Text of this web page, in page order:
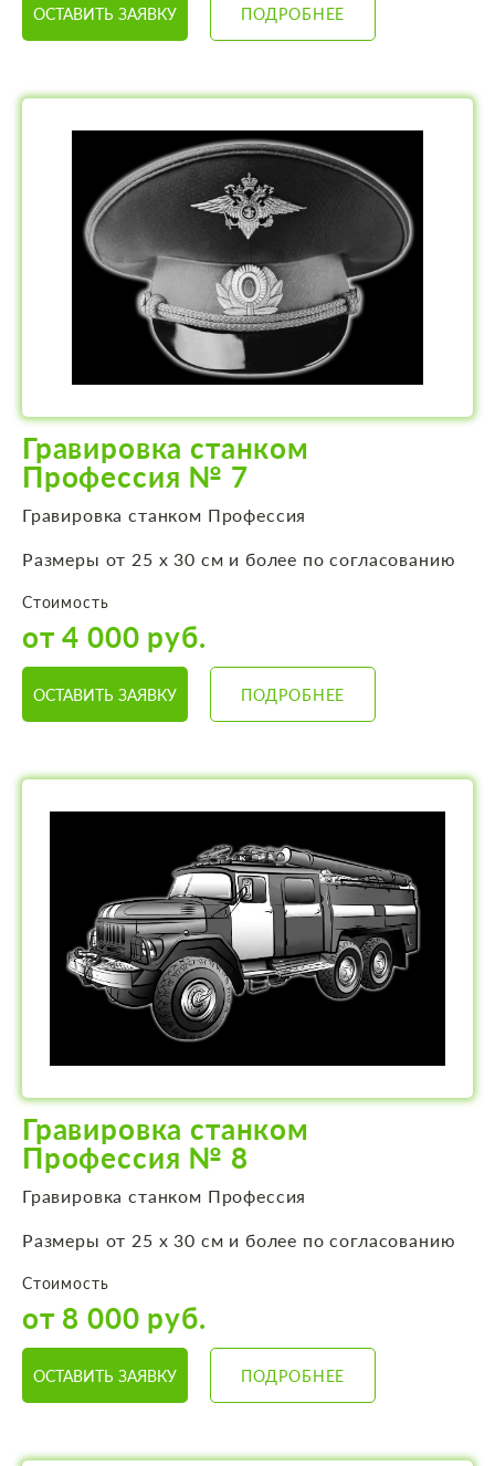
ОСТАВИТЬ ЗАЯВКУ ПОДРОБНЕЕ
Гравировка станком
Профессия № 7
Гравировка станком Профессия
Размеры от 25 х 30 см и более по согласованию
Стоимость
от 4 000 руб.
ОСТАВИТЬ ЗАЯВКУ ПОДРОБНЕЕ
Гравировка станком
Профессия № 8
Гравировка станком Профессия
Размеры от 25 х 30 см и более по согласованию
Стоимость
от 8 000 руб.
ОСТАВИТЬ ЗАЯВКУ ПОДРОБНЕЕ